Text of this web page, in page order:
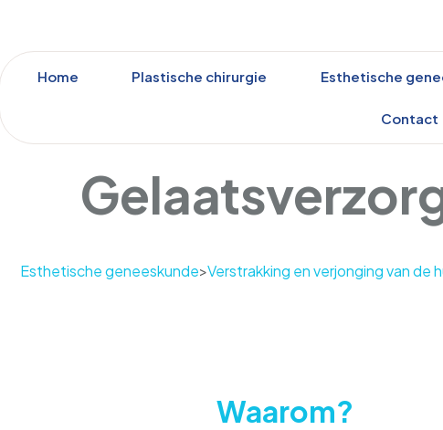
Home Plastische chirurgie Esthetische
Contact
Esthetische geneeskunde>Verstrakking en verjonging van de
Waarom?